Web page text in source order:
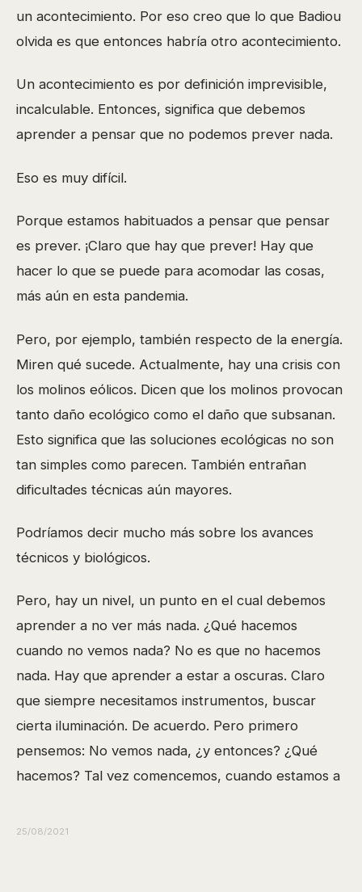
un acontecimiento. Por eso creo que lo que Badiou
olvida es que entonces habría otro acontecimiento.
Un acontecimiento es por definición imprevisible,
incalculable. Entonces, significa que debemos
aprender a pensar que no podemos prever nada.
Eso es muy difícil.
Porque estamos habituados a pensar que pensar
es prever. ¡Claro que hay que prever! Hay que
hacer lo que se puede para acomodar las cosas,
más aún en esta pandemia.
Pero, por ejemplo, también respecto de la energía.
Miren qué sucede. Actualmente, hay una crisis con
los molinos eólicos. Dicen que los molinos provocan
tanto daño ecológico como el daño que subsanan.
Esto significa que las soluciones ecológicas no son
tan simples como parecen. También entrañan
dificultades técnicas aún mayores.
Podríamos decir mucho más sobre los avances
técnicos y biológicos.
Pero, hay un nivel, un punto en el cual debemos
aprender a no ver más nada. ¿Qué hacemos
cuando no vemos nada? No es que no hacemos
nada. Hay que aprender a estar a oscuras. Claro
que siempre necesitamos instrumentos, buscar
cierta iluminación. De acuerdo. Pero primero
pensemos: No vemos nada, ¿y entonces? ¿Qué
hacemos? Tal vez comencemos, cuando estamos a
las salidas, por dónde puedo pasar, en qué
25/08/2021